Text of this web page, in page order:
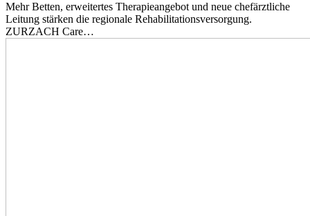
Mehr Betten, erweitertes Therapieangebot und neue chefärztliche
Leitung stärken die regionale Rehabilitationsversorgung.
ZURZACH Care…